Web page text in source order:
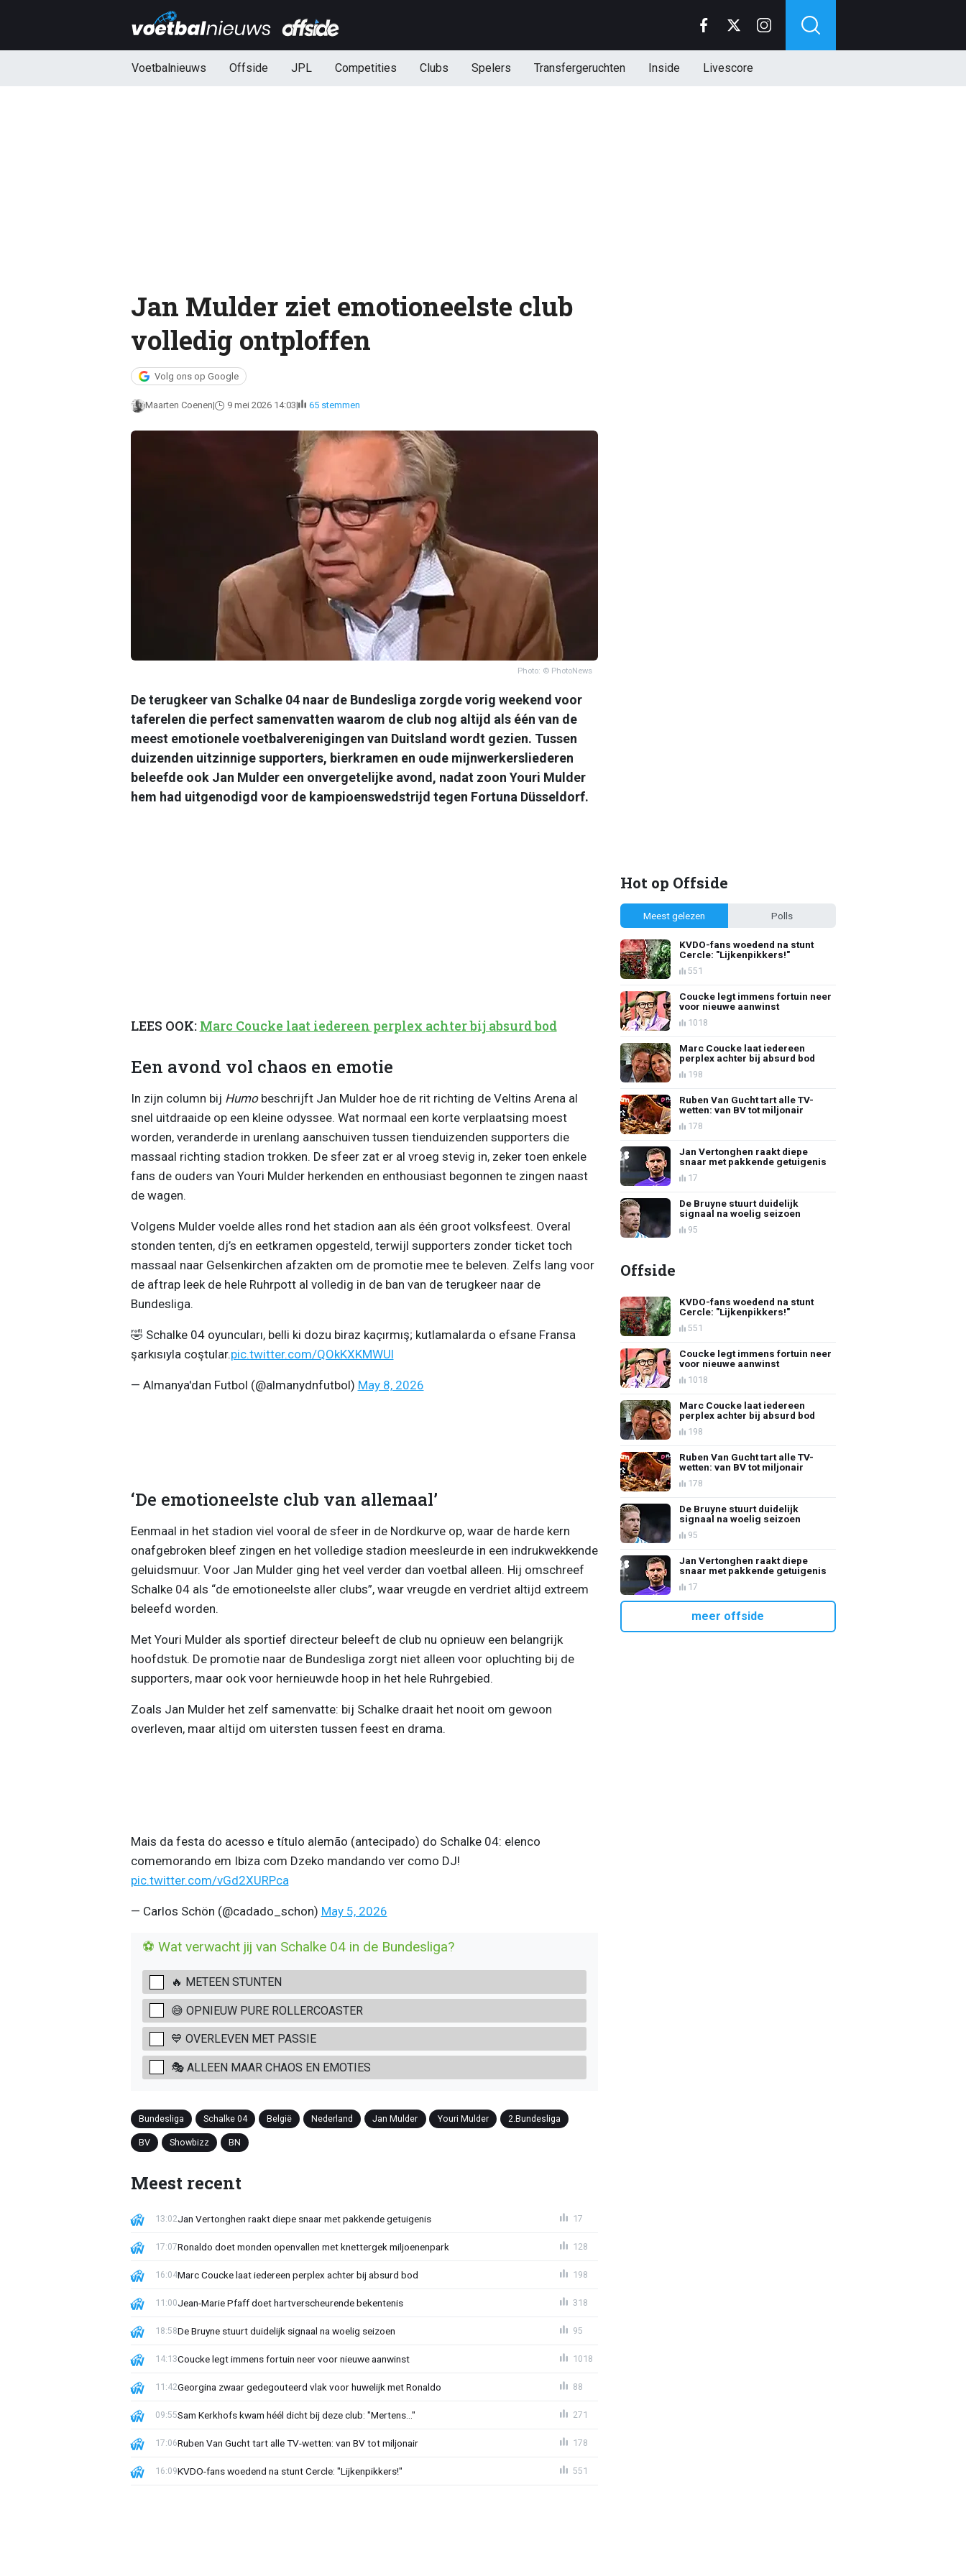
Voetbalnieuws Offside JPL Competities Clubs Spelers Transfergeruchten Inside Livescore
Jan Mulder ziet emotioneelste club
volledig ontploffen
Volg ons op Google
Maarten Coenen 9 mei 2026 14:03 65 stemmen
Photo: © PhotoNews
De terugkeer van Schalke 04 naar de Bundesliga zorgde vorig weekend voor
taferelen die perfect samenvatten waarom de club nog altijd als één van de
meest emotionele voetbalverenigingen van Duitsland wordt gezien. Tussen
duizenden uitzinnige supporters, bierkramen en oude mijnwerkersliederen
beleefde ook Jan Mulder een onvergetelijke avond, nadat zoon Youri Mulder
hem had uitgenodigd voor de kampioenswedstrijd tegen Fortuna Düsseldorf.
LEES OOK: Marc Coucke laat iedereen perplex achter bij absurd bod
Een avond vol chaos en emotie
In zijn column bij Humo beschrijft Jan Mulder hoe de rit richting de Veltins Arena al
snel uitdraaide op een kleine odyssee. Wat normaal een korte verplaatsing moest
worden, veranderde in urenlang aanschuiven tussen tienduizenden supporters die
massaal richting stadion trokken. De sfeer zat er al vroeg stevig in, zeker toen enkele
fans de ouders van Youri Mulder herkenden en enthousiast begonnen te zingen naast
de wagen.
Volgens Mulder voelde alles rond het stadion aan als één groot volksfeest. Overal
stonden tenten, dj’s en eetkramen opgesteld, terwijl supporters zonder ticket toch
massaal naar Gelsenkirchen afzakten om de promotie mee te beleven. Zelfs lang voor
de aftrap leek de hele Ruhrpott al volledig in de ban van de terugkeer naar de
Bundesliga.
🤣 Schalke 04 oyuncuları, belli ki dozu biraz kaçırmış; kutlamalarda o efsane Fransa
şarkısıyla coştular.pic.twitter.com/QOkKXKMWUl
— Almanya'dan Futbol (@almanydnfutbol) May 8, 2026
‘De emotioneelste club van allemaal’
Eenmaal in het stadion viel vooral de sfeer in de Nordkurve op, waar de harde kern
onafgebroken bleef zingen en het volledige stadion meesleurde in een indrukwekkende
geluidsmuur. Voor Jan Mulder ging het veel verder dan voetbal alleen. Hij omschreef
Schalke 04 als “de emotioneelste aller clubs”, waar vreugde en verdriet altijd extreem
beleefd worden.
Met Youri Mulder als sportief directeur beleeft de club nu opnieuw een belangrijk
hoofdstuk. De promotie naar de Bundesliga zorgt niet alleen voor opluchting bij de
supporters, maar ook voor hernieuwde hoop in het hele Ruhrgebied.
Zoals Jan Mulder het zelf samenvatte: bij Schalke draait het nooit om gewoon
overleven, maar altijd om uitersten tussen feest en drama.
Mais da festa do acesso e título alemão (antecipado) do Schalke 04: elenco
comemorando em Ibiza com Dzeko mandando ver como DJ!
pic.twitter.com/vGd2XURPca
— Carlos Schön (@cadado_schon) May 5, 2026
⚽ Wat verwacht jij van Schalke 04 in de Bundesliga?
🔥 METEEN STUNTEN
😅 OPNIEUW PURE ROLLERCOASTER
💙 OVERLEVEN MET PASSIE
🎭 ALLEEN MAAR CHAOS EN EMOTIES
Bundesliga Schalke 04 België Nederland Jan Mulder Youri Mulder 2.Bundesliga
BV Showbizz BN
Meest recent
Jan Vertonghen raakt diepe snaar met pakkende getuigenis
13:02 17
Ronaldo doet monden openvallen met knettergek miljoenenpark
17:07 128
Marc Coucke laat iedereen perplex achter bij absurd bod
16:04 198
Jean-Marie Pfaff doet hartverscheurende bekentenis
11:00 318
De Bruyne stuurt duidelijk signaal na woelig seizoen
18:58 95
Coucke legt immens fortuin neer voor nieuwe aanwinst
14:13 1018
Georgina zwaar gedegouteerd vlak voor huwelijk met Ronaldo
11:42 88
Sam Kerkhofs kwam héél dicht bij deze club: "Mertens..."
09:55 271
Ruben Van Gucht tart alle TV-wetten: van BV tot miljonair
17:06 178
KVDO-fans woedend na stunt Cercle: "Lijkenpikkers!"
16:09 551
Hot op Offside
Meest gelezen Polls
KVDO-fans woedend na stunt
Cercle: "Lijkenpikkers!"
551
Coucke legt immens fortuin neer
voor nieuwe aanwinst
1018
Marc Coucke laat iedereen
perplex achter bij absurd bod
198
Ruben Van Gucht tart alle TV-
wetten: van BV tot miljonair
178
Jan Vertonghen raakt diepe
snaar met pakkende getuigenis
17
De Bruyne stuurt duidelijk
signaal na woelig seizoen
95
Offside
KVDO-fans woedend na stunt
Cercle: "Lijkenpikkers!"
551
Coucke legt immens fortuin neer
voor nieuwe aanwinst
1018
Marc Coucke laat iedereen
perplex achter bij absurd bod
198
Ruben Van Gucht tart alle TV-
wetten: van BV tot miljonair
178
De Bruyne stuurt duidelijk
signaal na woelig seizoen
95
Jan Vertonghen raakt diepe
snaar met pakkende getuigenis
17
meer offside